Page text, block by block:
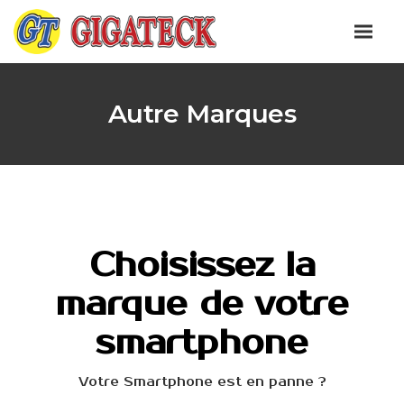
Autre Marques
Choisissez la
marque de votre
smartphone
Votre Smartphone est en panne ?